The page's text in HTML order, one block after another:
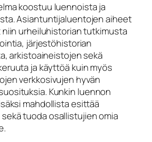
koostuu luennoista ja
Asiantuntijaluentojen aiheet
urheiluhistorian tutkimusta
järjestöhistorian
arkistoaineistojen sekä
ja käyttöä kuin myös
verkkosivujen hyvän
Kunkin luennon
mahdollista esittää
tuoda osallistujien omia